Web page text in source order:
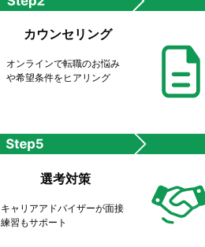
カウンセリング
オンラインで転職のお悩み
や希望条件をヒアリング
選考対策
キャリアアドバイザーが面接
練習もサポート